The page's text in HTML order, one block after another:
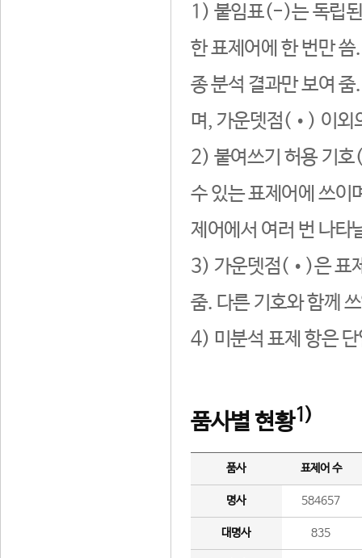
1) 붙임표(-)는 독립된
한 표제어에 한 번만
종 분석 결과만 보여
며, 가운뎃점(•) 이외
2) 붙여쓰기 허용 기호
수 있는 표제어에 쓰이
제어에서 여러 번 나타
3) 가운뎃점(•)은 표
줌. 다른 기호와 함께
4) 미분석 표제 항은
품사별 현황1)
품사 표제어 수
명사 584657
대명사 835